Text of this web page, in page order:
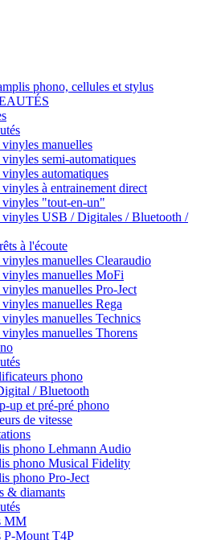
phono, cellules et stylus
vinyles manuelles
vinyles semi-automatiques
vinyles automatiques
vinyles à entrainement direct
vinyles "tout-en-un"
vinyles USB / Digitales / Bluetooth /
à l'écoute
vinyles manuelles Clearaudio
vinyles manuelles MoFi
manuelles Pro-Ject
manuelles Rega
vinyles manuelles Technics
vinyles manuelles Thorens
phono
/ Bluetooth
up et pré-pré phono
de vitesse
phono Lehmann Audio
phono Musical Fidelity
phono Pro-Ject
& diamants
MM
P-Mount T4P